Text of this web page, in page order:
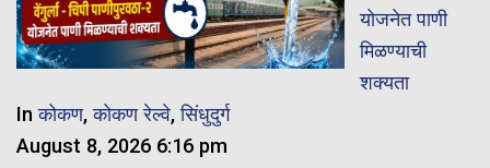
योजनेत पाणी
मिळण्याची
शक्यता
Inकोकण,कोकण रेल्वे,सिंधुदुर्ग
August 8, 2026 6:16 pm